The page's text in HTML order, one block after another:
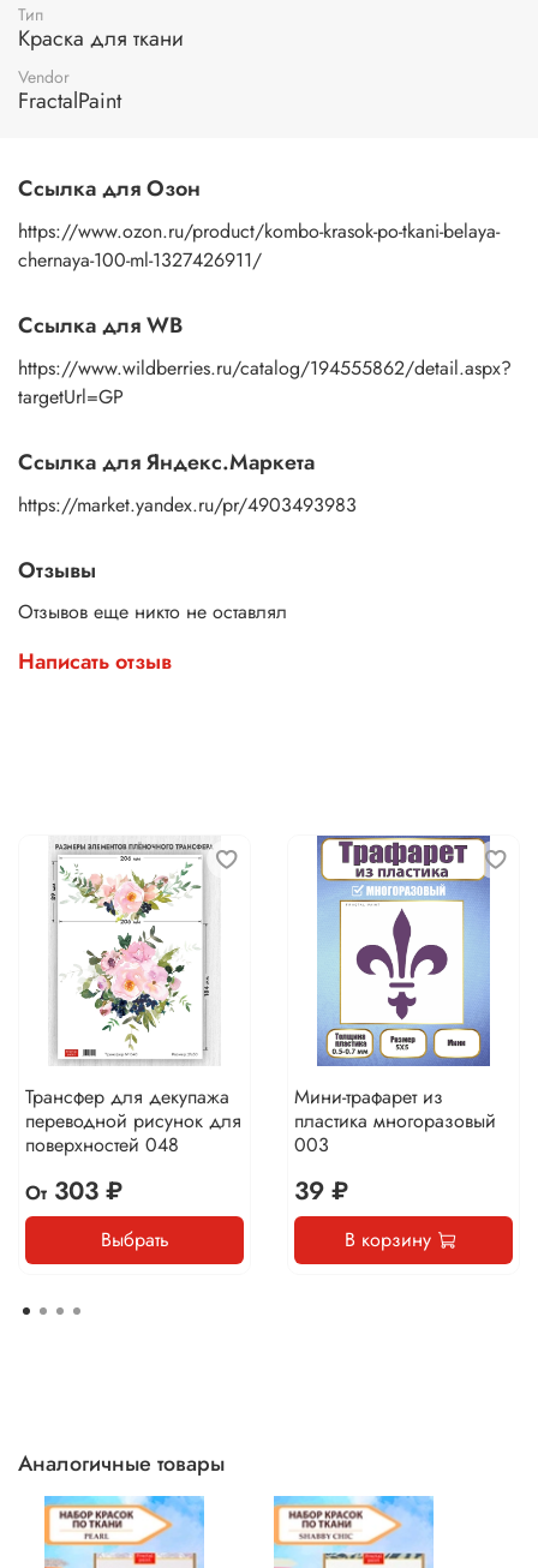
Тип
Краска для ткани
Vendor
FractalPaint
Ссылка для Озон
https://www.ozon.ru/product/kombo-krasok-po-tkani-belaya-
chernaya-100-ml-1327426911/
Ссылка для WB
https://www.wildberries.ru/catalog/194555862/detail.aspx?
targetUrl=GP
Ссылка для Яндекс.Маркета
https://market.yandex.ru/pr/4903493983
Отзывы
Отзывов еще никто не оставлял
Написать отзыв
Трансфер для декупажа
переводной рисунок для
поверхностей 048
От303 ₽
Выбрать
Мини-трафарет из
пластика многоразовый
003
39 ₽
В корзину
Аналогичные товары